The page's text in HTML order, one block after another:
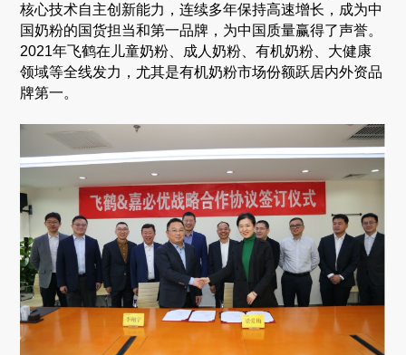
核心技术自主创新能力，连续多年保持高速增长，成为中
国奶粉的国货担当和第一品牌，为中国质量赢得了声誉。
2021年飞鹤在儿童奶粉、成人奶粉、有机奶粉、大健康
领域等全线发力，尤其是有机奶粉市场份额跃居内外资品
牌第一。